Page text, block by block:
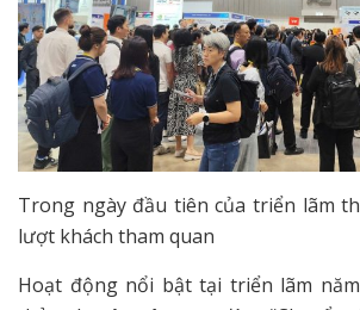
Trong ngày đầu tiên của triển lãm
lượt khách tham quan
Hoạt động nổi bật tại triển lãm